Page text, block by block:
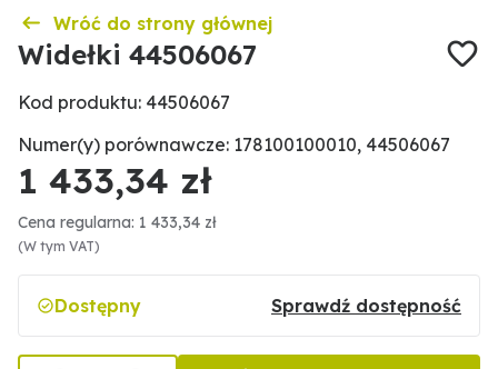
Wróć do strony głównej
Widełki 44506067
Kod produktu: 44506067
Numer(y) porównawcze: 178100100010, 44506067
1 433,34 zł
Cena regularna: 1 433,34 zł
(W tym VAT)
Dostępny Sprawdź dostępność